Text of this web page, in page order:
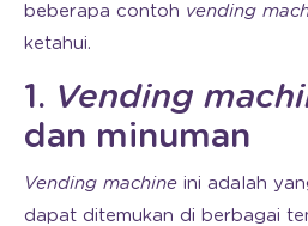
beberapa contoh vending
ketahui.
1. Vending
dan minuman
Vending machine ini adalah
dapat ditemukan di berbagai